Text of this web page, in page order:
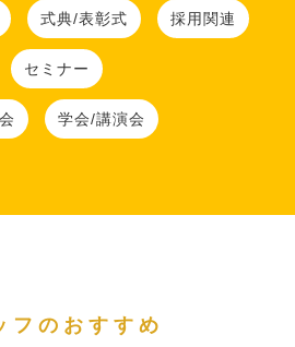
式典/表彰式 採用関連
セミナー
学会/講演会
フのおすすめ